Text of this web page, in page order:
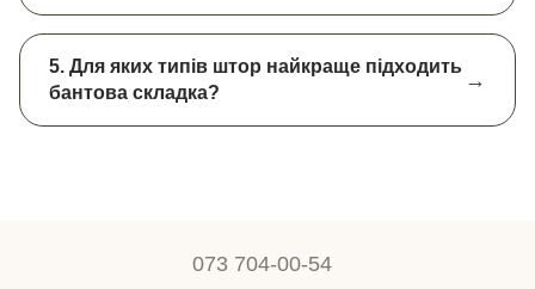
5. Для яких типів штор найкраще підходить
бантова складка?
073 704-00-54